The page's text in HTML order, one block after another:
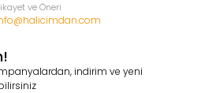
ve Öneri
indirim ve yeni